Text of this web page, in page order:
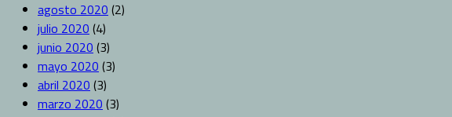
agosto 2020 (2)
julio 2020 (4)
junio 2020 (3)
mayo 2020 (3)
abril 2020 (3)
marzo 2020 (3)